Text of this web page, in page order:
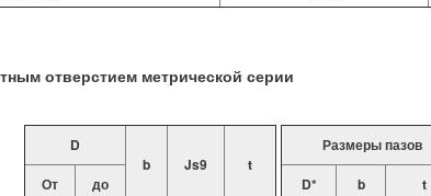
отверстием метрической серии
D
b
Js9
t
От
до
Размеры пазов
D*
b t